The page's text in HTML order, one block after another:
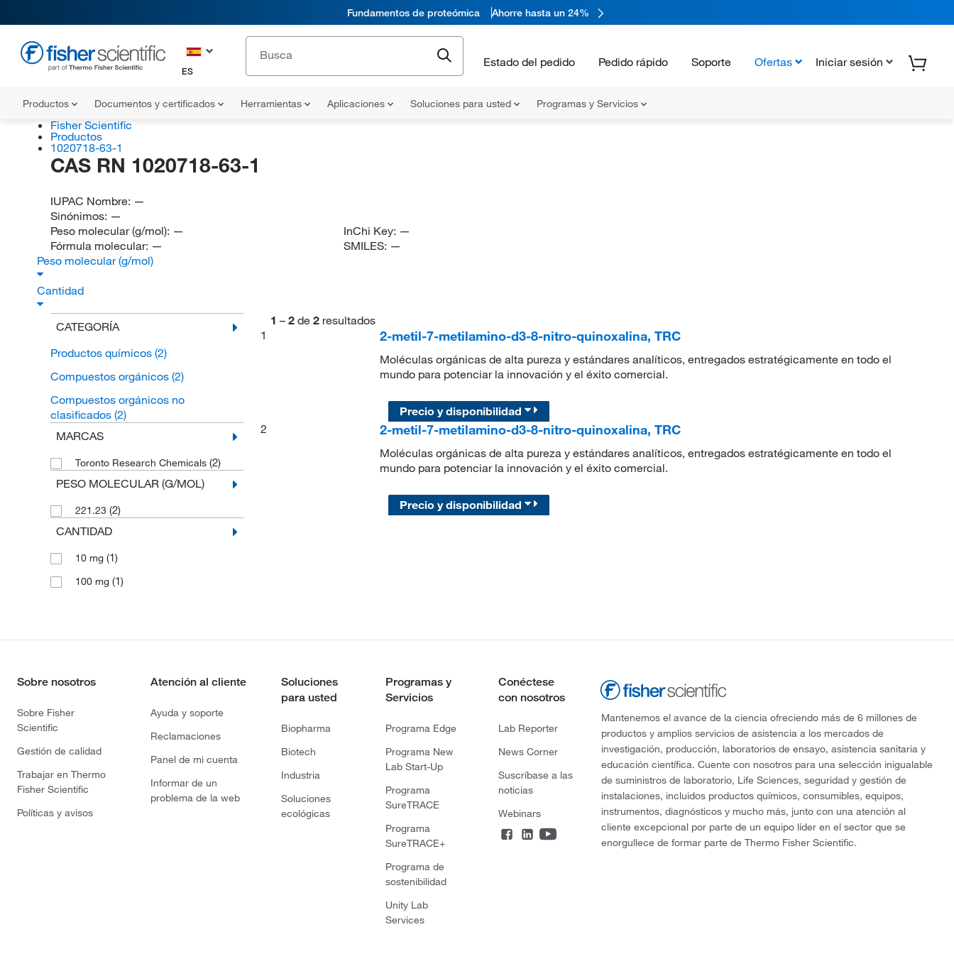
Fundamentos de proteómica Ahorre hasta un 24%
ES
Estado del pedido Pedido rápido Soporte Ofertas Iniciar sesión
Productos Documentos y certificados Herramientas Aplicaciones Soluciones para usted Programas y Servicios
Fisher Scientific
Productos
1020718-63-1
CAS RN 1020718-63-1
IUPAC Nombre: —
Sinónimos: —
Peso molecular (g/mol): —
Fórmula molecular: —
InChi Key: —
SMILES: —
Peso molecular (g/mol)
Cantidad
CATEGORÍA
Productos químicos (2)
Compuestos orgánicos (2)
Compuestos orgánicos no
clasificados (2)
MARCAS
Toronto Research Chemicals (2)
PESO MOLECULAR (G/MOL)
221.23 (2)
CANTIDAD
10 mg (1)
100 mg (1)
1 – 2 de 2 resultados
1
2-metil-7-metilamino-d3-8-nitro-quinoxalina, TRC
Moléculas orgánicas de alta pureza y estándares analíticos, entregados estratégicamente en todo el
mundo para potenciar la innovación y el éxito comercial.
Precio y disponibilidad
2
2-metil-7-metilamino-d3-8-nitro-quinoxalina, TRC
Moléculas orgánicas de alta pureza y estándares analíticos, entregados estratégicamente en todo el
mundo para potenciar la innovación y el éxito comercial.
Precio y disponibilidad
Sobre nosotros
Sobre Fisher
Scientific
Gestión de calidad
Trabajar en Thermo
Fisher Scientific
Políticas y avisos
Atención al cliente
Ayuda y soporte
Reclamaciones
Panel de mi cuenta
Informar de un
problema de la web
Soluciones
para usted
Biopharma
Biotech
Industria
Soluciones
ecológicas
Programas y
Servicios
Programa Edge
Programa New
Lab Start-Up
Programa
SureTRACE
Programa
SureTRACE+
Programa de
sostenibilidad
Unity Lab
Services
Conéctese
con nosotros
Lab Reporter
News Corner
Suscríbase a las
noticias
Webinars
Mantenemos el avance de la ciencia ofreciendo más de 6 millones de
productos y amplios servicios de asistencia a los mercados de
investigación, producción, laboratorios de ensayo, asistencia sanitaria y
educación científica. Cuente con nosotros para una selección inigualable
de suministros de laboratorio, Life Sciences, seguridad y gestión de
instalaciones, incluidos productos químicos, consumibles, equipos,
instrumentos, diagnósticos y mucho más, junto con una atención al
cliente excepcional por parte de un equipo líder en el sector que se
enorgullece de formar parte de Thermo Fisher Scientific.